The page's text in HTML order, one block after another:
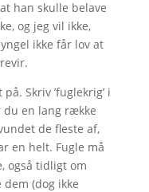
han skulle belave
og jeg vil ikke,
ikke får lov at
Skriv ’fuglekrig’ i
du en lang række
de fleste af,
en helt. Fugle må
også tidligt om
(dog ikke